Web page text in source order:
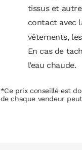
tissus et
contact avec
vêtements,
En cas de
l’eau chaude.
*Ce prix conseillé est
de chaque vendeur